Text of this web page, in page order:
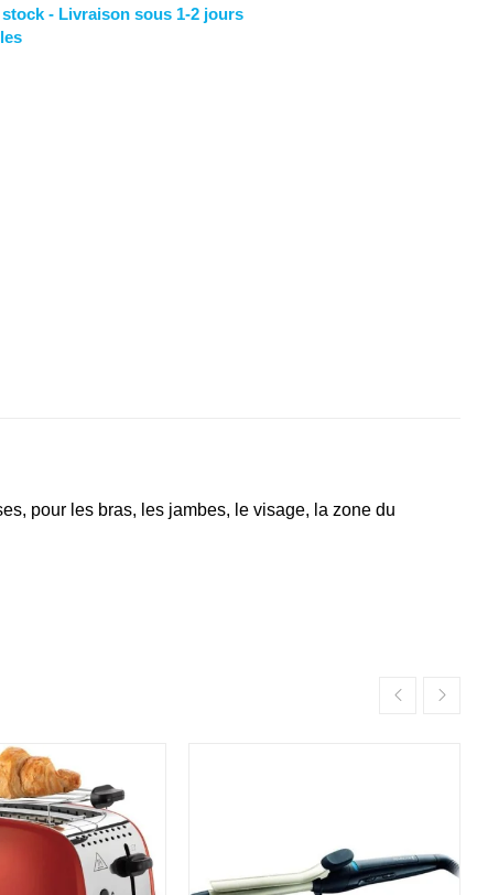
stock - Livraison sous 1-2 jours
pour les bras, les jambes, le visage, la zone du